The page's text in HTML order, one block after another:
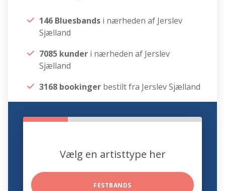
146 Bluesbands i nærheden af Jerslev
Sjælland
7085 kunder i nærheden af Jerslev
Sjælland
3168 bookinger bestilt fra Jerslev Sjælland
Vælg en artisttype her
FESTBANDS